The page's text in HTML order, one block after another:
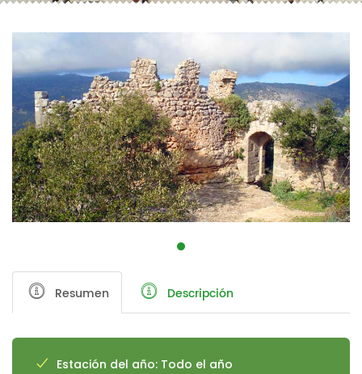
Resumen Descripción
Estación del año: Todo el año